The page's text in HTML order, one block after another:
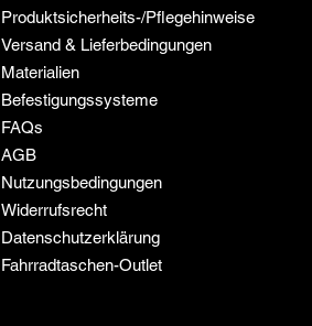
Produktsicherheits-/Pflegehinweise
Versand & Lieferbedingungen
Materialien
Befestigungssysteme
FAQs
​AGB
Nutzungsbedingungen
Widerrufsrecht
Datenschutzerklärung
Fahrradtaschen-Outlet